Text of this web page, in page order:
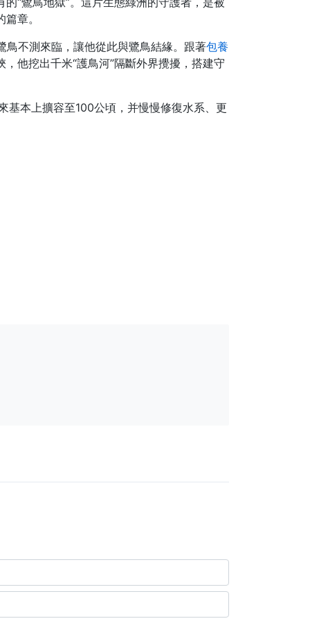
章。
不測來臨，讓他從此與鷺鳥結緣。跟著包養
，他挖出千米“護鳥河”隔斷外界攪擾，搭建守
基本上擴容至100公頃，并慢慢修復水系、更